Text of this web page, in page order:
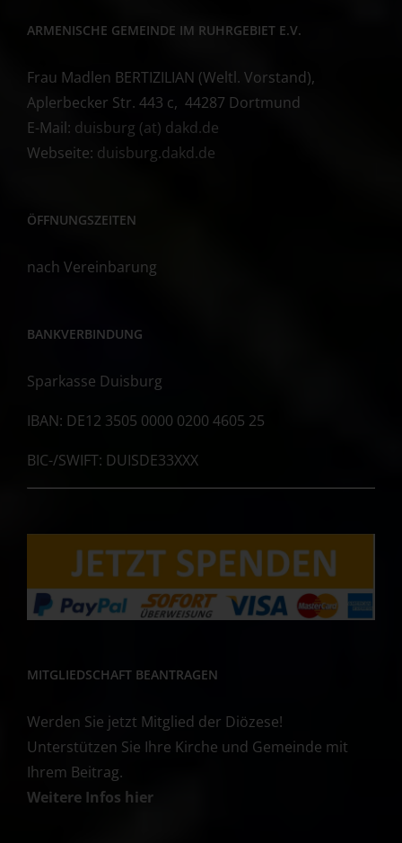
ARMENISCHE GEMEINDE IM RUHRGEBIET E.V.
Frau Madlen BERTIZILIAN (Weltl. Vorstand),
Aplerbecker Str. 443 c, 44287 Dortmund
E-Mail: duisburg (at) dakd.de
Webseite: duisburg.dakd.de
ÖFFNUNGSZEITEN
nach Vereinbarung
BANKVERBINDUNG
Sparkasse Duisburg
IBAN: DE12 3505 0000 0200 4605 25
BIC-/SWIFT: DUISDE33XXX
MITGLIEDSCHAFT BEANTRAGEN
Werden Sie jetzt Mitglied der Diözese!
Unterstützen Sie Ihre Kirche und Gemeinde mit
Ihrem Beitrag.
Weitere Infos hier